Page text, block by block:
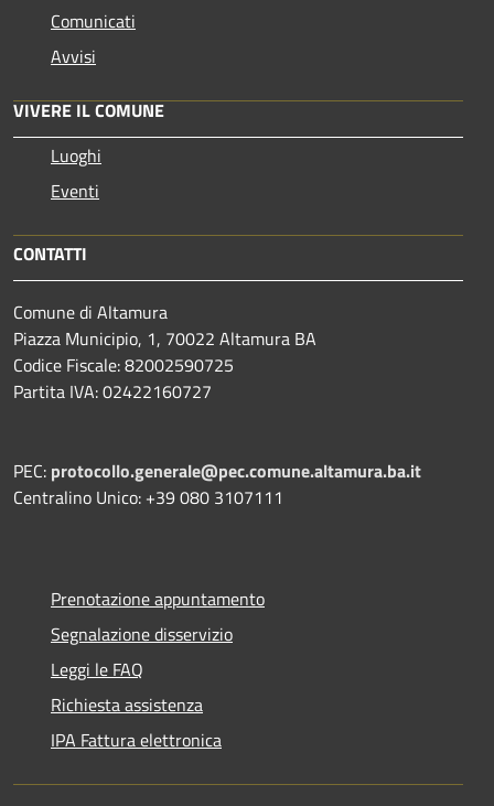
Comunicati
Avvisi
VIVERE IL COMUNE
Luoghi
Eventi
CONTATTI
Comune di Altamura
Piazza Municipio, 1, 70022 Altamura BA
Codice Fiscale: 82002590725
Partita IVA: 02422160727
PEC: protocollo.generale@pec.comune.altamura.ba.it
Centralino Unico: +39 080 3107111
Prenotazione appuntamento
Segnalazione disservizio
Leggi le FAQ
Richiesta assistenza
IPA Fattura elettronica